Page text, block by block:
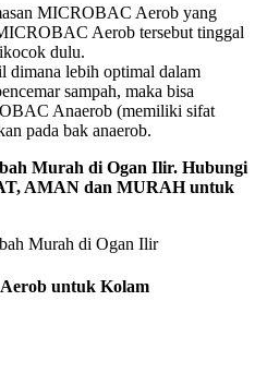
MICROBAC Aerob yang
Aerob tersebut tinggal
dulu.
dimana lebih optimal dalam
sampah, maka bisa
Anaerob (memiliki sifat
pada bak anaerob.
Murah di Ogan Ilir. Hubungi
AMAN dan MURAH untuk
untuk Kolam